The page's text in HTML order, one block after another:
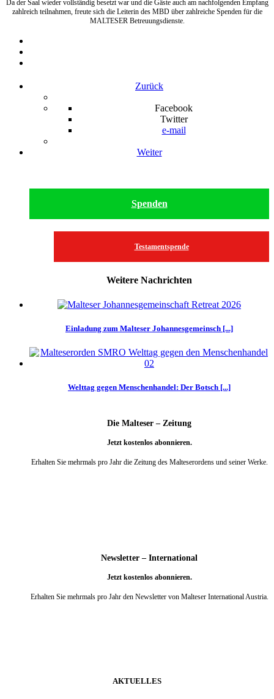
Da der Saal wieder vollständig besetzt war und die Gäste auch am nachfolgenden Empfang
zahlreich teilnahmen, freute sich die Leiterin des MBD über zahlreiche Spenden für die
MALTESER Betreuungsdienste.
Zurück
Facebook
Twitter
e-mail
Weiter
Spenden
Testamentspende
Weitere Nachrichten
Einladung zum Malteser Johannesgemeinsch [...]
Welttag gegen Menschenhandel: Der Botsch [...]
Die Malteser – Zeitung
Jetzt kostenlos abonnieren.
Erhalten Sie mehrmals pro Jahr die Zeitung des Malteserordens und seiner Werke.
Newsletter – International
Jetzt kostenlos abonnieren.
Erhalten Sie mehrmals pro Jahr den Newsletter von Malteser International Austria.
AKTUELLES